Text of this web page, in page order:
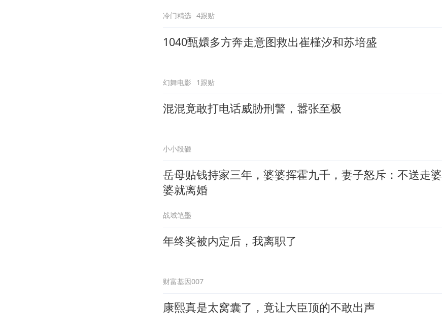
冷门精选 4跟贴
1040甄嬛多方奔走意图救出崔槿汐和苏培盛
幻舞电影 1跟贴
混混竟敢打电话威胁刑警，嚣张至极
小小段砸
岳母贴钱持家三年，婆婆挥霍九千，妻子怒斥：不送走婆
婆就离婚
战域笔墨
年终奖被内定后，我离职了
财富基因007
康熙真是太窝囊了，竟让大臣顶的不敢出声